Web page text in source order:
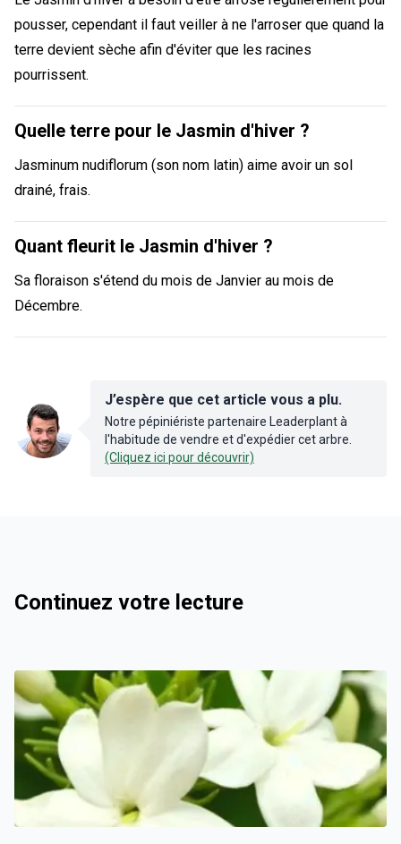
pousser, cependant il faut veiller à ne l'arroser que quand la
terre devient sèche afin d'éviter que les racines
pourrissent.
Quelle terre pour le Jasmin d'hiver ?
Jasminum nudiflorum (son nom latin) aime avoir un sol
drainé, frais.
Quant fleurit le Jasmin d'hiver ?
Sa floraison s'étend du mois de Janvier au mois de
Décembre.
J’espère que cet article vous a plu.
Notre pépiniériste partenaire Leaderplant à
l'habitude de vendre et d'expédier cet arbre.
(Cliquez ici pour découvrir)
Continuez votre lecture